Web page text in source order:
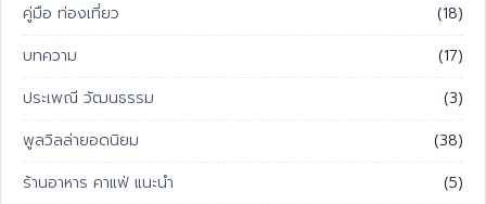
คู่มือ ท่องเที่ยว
(18)
บทความ
(17)
ประเพณี วัฒนธรรม
(3)
พูลวิลล่ายอดนิยม
(38)
ร้านอาหาร คาแฟ่ แนะนำ
(5)